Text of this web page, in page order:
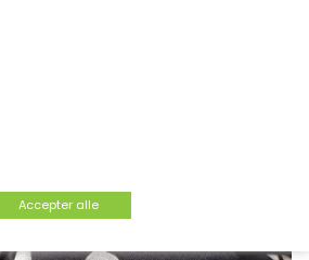
GODE TILBUD PÅ STOF